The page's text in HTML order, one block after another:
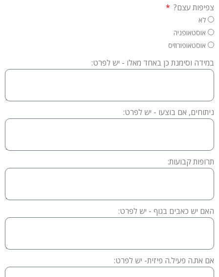
צפיפות עצם?
לא
אוסטאופניה
אוסטאופורוזיס
במידה וסימנת כן באחד מאלו - יש לפרט:
ניתוחים, אם בוצעו - יש לפרט:
תרופות קבועות:
האם יש כאבים בגוף - יש לפרט:
אם את.ה פעיל.ה פיזית- יש לפרט: